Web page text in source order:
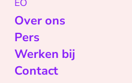
EO
Over ons
Pers
Werken bij
Contact